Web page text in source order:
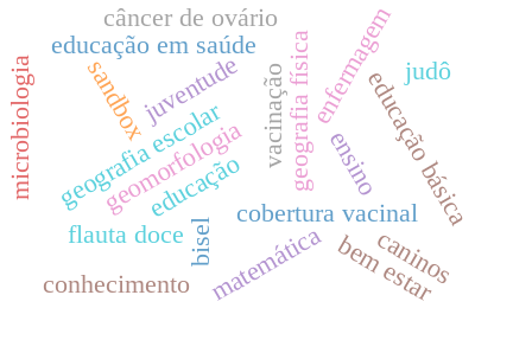
geografia física
geomorfologia
geografia escolar
sandbox
cobertura vacinal
educação em saúde enfermagem
vacinação
microbiologia ensinoeducação básica
bisel
flauta doce matemáticabem estar
câncer de ovário
conhecimento
educação
judô
caninos
juventude